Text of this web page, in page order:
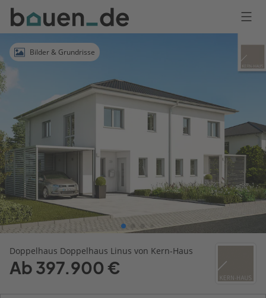
Bauen
Logo
AnmeldenBilder & Grundrisse
Doppelhaus Doppelhaus Linus von Kern-Haus
Ab 397.900 €